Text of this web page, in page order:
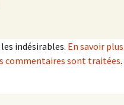
indésirables. En savoir plus
commentaires sont traitées.